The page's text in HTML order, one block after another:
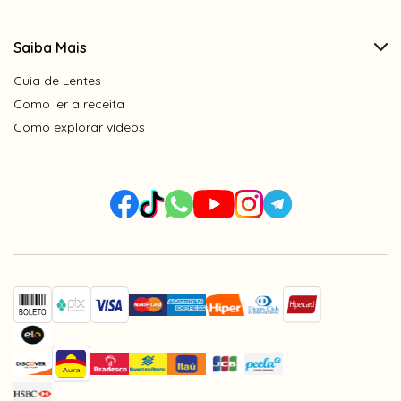
apenas lentes de policarbonato, pois precisam
ser perfuradas na montagem. Antes de
finalizar a compra, confira se escolheu o tipo
de lente correto.
1- Caixinha porta óculos acrílico com forro;
1- Flanela de pano - limpa lentes;
Saiba Mais
Guia de Lentes
Como ler a receita
Como explorar vídeos